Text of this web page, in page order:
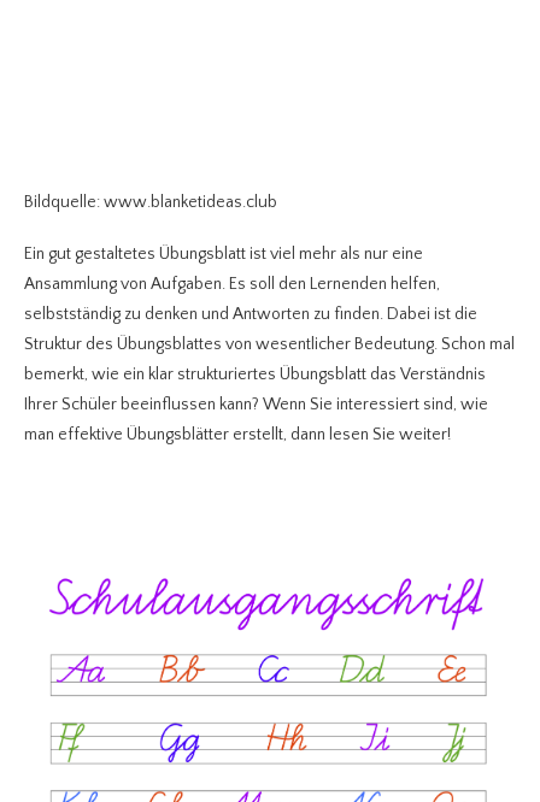
Bildquelle: www.blanketideas.club
Ein gut gestaltetes Übungsblatt ist viel mehr als nur eine
Ansammlung von Aufgaben. Es soll den Lernenden helfen,
selbstständig zu denken und Antworten zu finden. Dabei ist die
Struktur des Übungsblattes von wesentlicher Bedeutung. Schon mal
bemerkt, wie ein klar strukturiertes Übungsblatt das Verständnis
Ihrer Schüler beeinflussen kann? Wenn Sie interessiert sind, wie
man effektive Übungsblätter erstellt, dann lesen Sie weiter!